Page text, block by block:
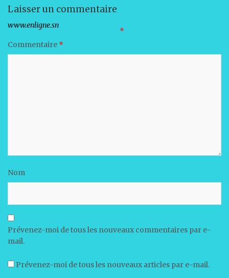
Laisser un commentaire
Votre adresse e-mail ne sera pas publiée.
Les champs obligatoires sont indiqués avec *
Commentaire *
Nom
Prévenez-moi de tous les nouveaux commentaires par e-
mail.
Prévenez-moi de tous les nouveaux articles par e-mail.